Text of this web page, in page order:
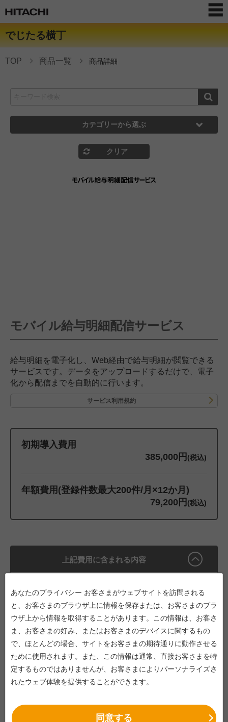
でじたる横丁
TOP 商品一覧 商品詳細
カテゴリーから選ぶ
クリア
モバイル給与明細配信サービス
給与明細を電子化し、Web経由で給与明細が閲覧できる
サービスです。データをアップロードするだけで、電子
化から配信までを自動的に行います。
サービス利用規約
初期導入費用
385,000円 (税込)
年額費用(登録件数最大200件/月×12か月)
79,200円 (税込)
上記費用に含まれる内容
・本サービスを利用開始するにあたり、「給与明細」「賞与
明細」「源泉徴収票」の配信設定、および利用いただくWeb
環境の構築を実施します。
・最大200件/月までの配信ができるように設定いたします。
■年額費用
・各種明細を最大200件/月まで配信するためのサービス利用
料です。
テナンス費用も含まれます。
あなたのプライバシー お客さまがウェブサイトを訪問される
と、お客さまのブラウザ上に情報を保存または、お客さまのブラ
ウザ上から情報を取得することがあります。この情報は、お客さ
ま、お客さまの好み、またはお客さまのデバイスに関するもの
で、ほとんどの場合、サイトをお客さまの期待通りに動作させる
ために使用されます。また、この情報は通常、直接お客さまを特
定するものではありませんが、お客さまによりパーソナライズさ
れたウェブ体験を提供することができます。
同意する